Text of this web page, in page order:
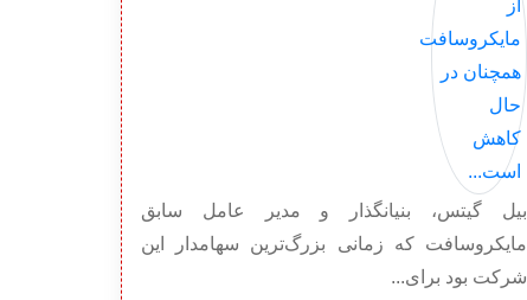
بیل گیتس، بنیانگذار و مدیر عامل سابق
مایکروسافت که زمانی بزرگ‌ترین سهامدار این
شرکت بود برای...